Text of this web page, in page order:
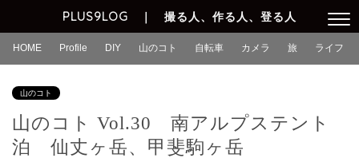
PLUS9LOG ｜ 撮る人、作る人、登る人
HOME Profile DIY 山のコト 自転車 カメラ 旅 ライフ
山のコト
山のコト Vol.30 南アルプステント
泊 仙丈ヶ岳、甲斐駒ヶ岳